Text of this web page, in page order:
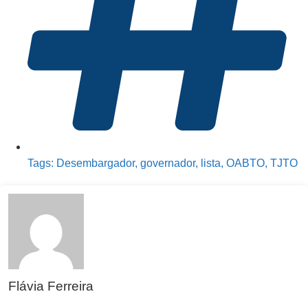
Tags: Desembargador, governador, lista, OABTO, TJTO
Flávia Ferreira